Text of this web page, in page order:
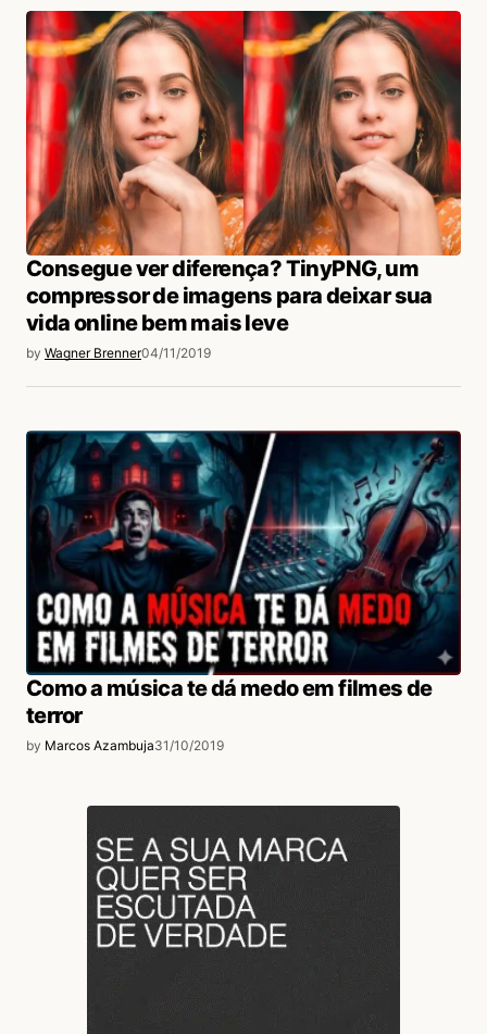
Consegue ver diferença? TinyPNG, um
compressor de imagens para deixar sua
vida online bem mais leve
by Wagner Brenner04/11/2019
Como a música te dá medo em filmes de
terror
by Marcos Azambuja31/10/2019